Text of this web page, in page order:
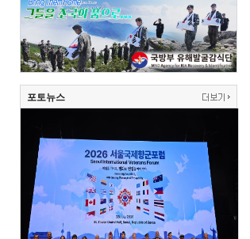
포토뉴스